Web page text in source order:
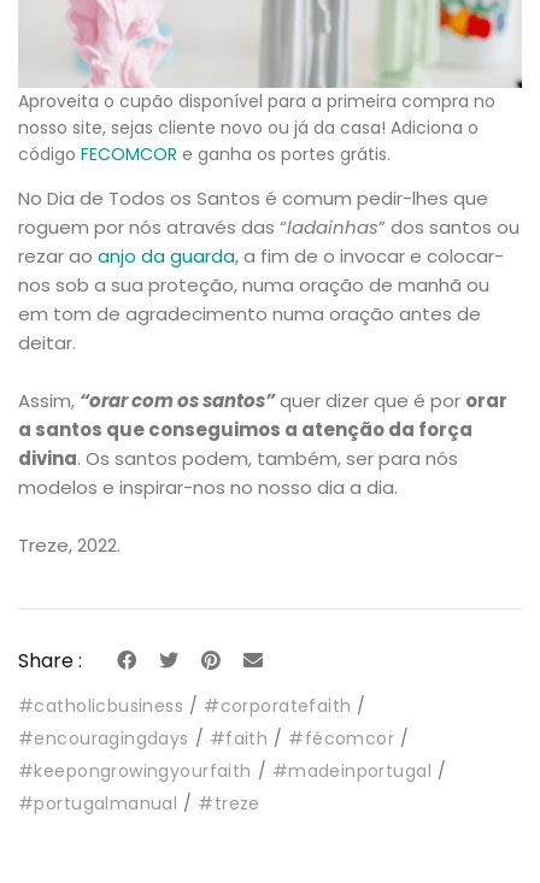
Aproveita o cupão disponível para a primeira compra no
nosso site, sejas cliente novo ou já da casa! Adiciona o
código FECOMCOR e ganha os portes grátis.
No Dia de Todos os Santos é comum pedir-lhes que
roguem por nós através das “ladainhas” dos santos ou
rezar ao anjo da guarda, a fim de o invocar e colocar-
nos sob a sua proteção, numa oração de manhã ou
em tom de agradecimento numa oração antes de
deitar.
Assim, “orar com os santos”quer dizer que é por orar
a santos que conseguimos a atenção da força
divina. Os santos podem, também, ser para nós
modelos e inspirar-nos no nosso dia a dia.
Treze, 2022.
Share :
#catholicbusiness
#corporatefaith
#encouragingdays
#faith
#fécomcor
#keepongrowingyourfaith
#madeinportugal
#portugalmanual
#treze